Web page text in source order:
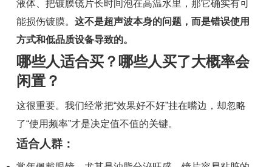
液体、把镀膜镜片长时间泡在高温水里，那它确实有可
能损伤镀膜。这不是超声波本身的问题，而是错误使用
方式和低品质设备导致的。
哪些人适合买？哪些人买了大概率会
闲置？
这很重要。我们经常把“效果好不好”挂在嘴边，却忽略
了“使用频率”才是决定值不值的关键。
适合人群 ：